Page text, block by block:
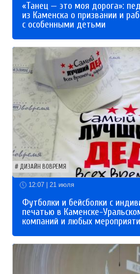
«Танец — это моя дорога»:
из Каменска о призвании и
с особенными детьми
ДИЗАЙН ВОВРЕМЯ
12:07 | 21 июля
Футболки и бейсболки с
печатью в Каменске-
компаний и любых